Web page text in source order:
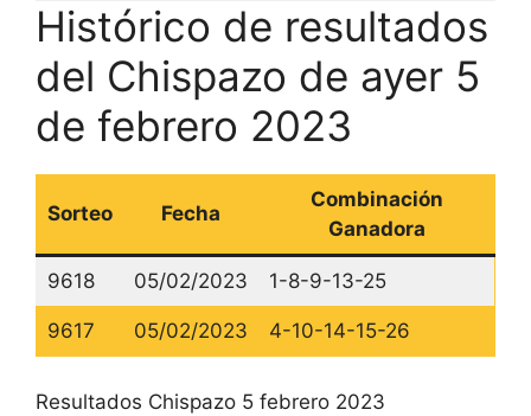
Histórico de resultados
del Chispazo de ayer 5
de febrero 2023
Sorteo Fecha
Combinación
Ganadora
9618 05/02/2023 1-8-9-13-25
9617 05/02/2023 4-10-14-15-26
Resultados Chispazo 5 febrero 2023